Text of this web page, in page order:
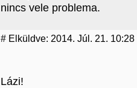
nincs vele problema.
# Elküldve: 2014. Júl. 21. 10:28
Lázi!